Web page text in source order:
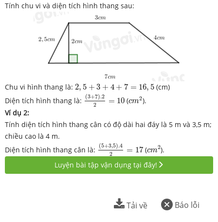
Tính chu vi và diện tích hình thang sau:
Chu vi hình thang là: 2, 5 + 3 + 4 + 7 = 16, 5
2 5 3 + 4 7 = 16
(cm)
Diện tích hình thang là:
(3+7).2
2
= 10
(3+7).2 2 = 10
(cm2
m2).
Ví dụ 2:
Tính diện tích hình thang cân có độ dài hai đáy là 5 m và 3,5 m;
chiều cao là 4 m.
Diện tích hình thang cân là:
(5+3,5).4
2
= 17
(5 +3,5)
(cm2
c m2).
Luyện bài tập vận dụng tại đây!
Báo lỗi
Tải về